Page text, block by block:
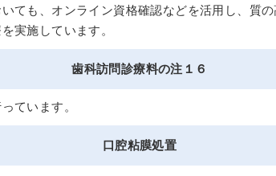
ても、オンライン資格確認などを活用し、質
実施しています。
歯科訪問診療料の注１６
ています。
口腔粘膜処置